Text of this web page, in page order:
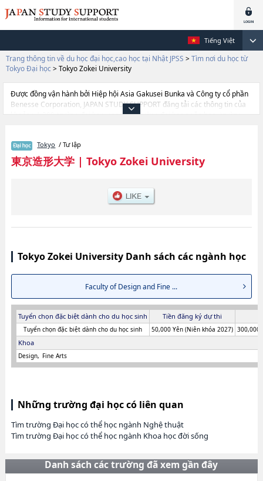
Tiếng Việt
Trang thông tin về du học đại học,cao học tại Nhật JPSS > Tìm nơi du học từ
Tokyo Đại học > Tokyo Zokei University
Được đồng vận hành bởi Hiệp hội Asia Gakusei Bunka và Công ty cổ phần
Benesse Corporation, JAPAN STUDY SUPPORT đăng tải các thông tin của
khoảng 1.300 trường đại học, cao học, trường đại học ngắn hạn, trường
tin cần thiết dành cho du học sinh, như là về các Ngành Faculty of Design
and Fine Arts, thông tin về từng ngành học, thông tin liên quan đến thi
tuyển như số lượng tuyển sinh, số lượng trúng tuyển, cở sở trang thiết bị,
Tokyo / Tư lập
東京造形大学| Tokyo Zokei University
Tokyo Zokei University Danh sách các ngành học
Faculty of Design and Fine ...
Tuyển chọn đặc biệt dành cho du học sinh Tiền đăng ký dự thi
Tuyển chọn đặc biệt dành cho du học sinh 50,000 Yên (Niên khóa 2027) 300,000
Khoa
Design Fine Arts
Những trường đại học có liên quan
Tìm trường Đại học có thể học ngành Nghệ thuật
Tìm trường Đại học có thể học ngành Khoa học đời sống
Danh sách các trường đã xem gần đây